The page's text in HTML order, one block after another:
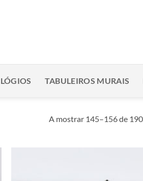
TABULEIROS MURAIS
A mostrar 145–156 de